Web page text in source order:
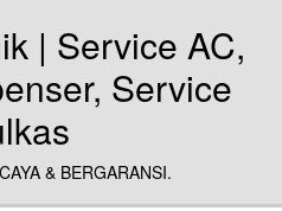
& BERGARANSI.